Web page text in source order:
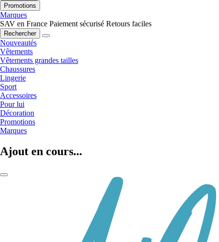
Promotions
Marques
SAV en France Paiement sécurisé Retours faciles
Rechercher
Nouveautés
Vêtements
Vêtements grandes tailles
Chaussures
Lingerie
Sport
Accessoires
Pour lui
Décoration
Promotions
Marques
Ajout en cours...